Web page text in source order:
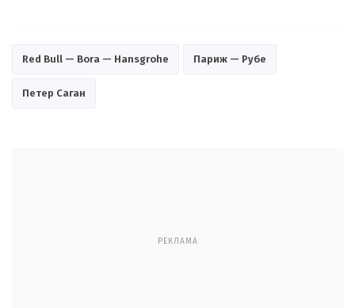
Red Bull — Bora — Hansgrohe Париж — Рубе
Петер Саган
РЕКЛАМА